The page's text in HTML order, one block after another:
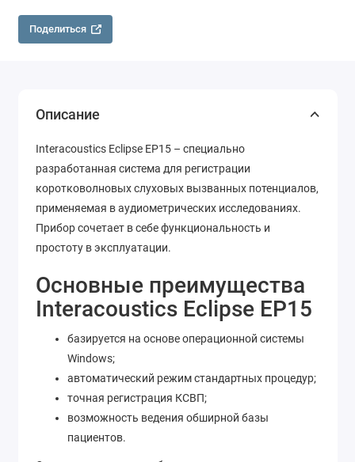
Поделиться
Описание
Interacoustics Eclipse EP15 – специально
разработанная система для регистрации
коротковолновых слуховых вызванных потенциалов,
применяемая в аудиометрических исследованиях.
Прибор сочетает в себе функциональность и
простоту в эксплуатации.
Основные преимущества
Interacoustics Eclipse EP15
базируется на основе операционной системы
Windows;
автоматический режим стандартных процедур;
точная регистрация КСВП;
возможность ведения обширной базы
пациентов.